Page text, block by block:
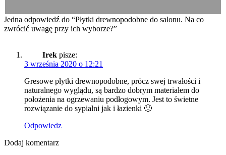
Jedna odpowiedź do “Płytki drewnopodobne do salonu. Na co
zwrócić uwagę przy ich wyborze?”
Irek pisze:
3 września 2020 o 12:21
Gresowe płytki drewnopodobne, prócz swej trwałości i
naturalnego wyglądu, są bardzo dobrym materiałem do
położenia na ogrzewaniu podłogowym. Jest to świetne
rozwiązanie do sypialni jak i łazienki 🙂
Odpowiedz
Dodaj komentarz